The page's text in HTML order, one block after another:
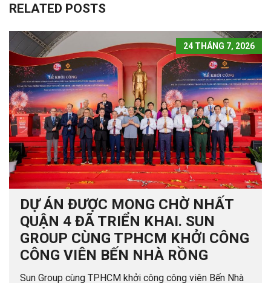
RELATED POSTS
24 THÁNG 7, 2026
DỰ ÁN ĐƯỢC MONG CHỜ NHẤT
QUẬN 4 ĐÃ TRIỂN KHAI. SUN
GROUP CÙNG TPHCM KHỞI CÔNG
CÔNG VIÊN BẾN NHÀ RỒNG
Sun Group cùng TPHCM khởi công công viên Bến Nhà